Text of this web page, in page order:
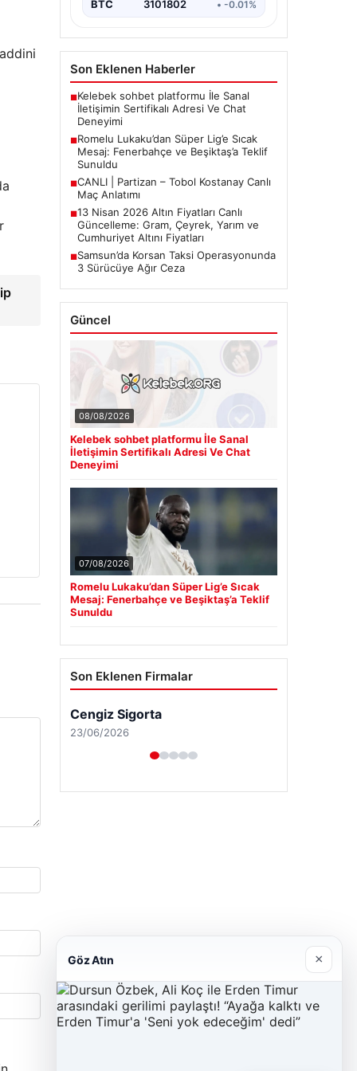
BTC 3101802 • -0.01%
Son Eklenen Haberler
■Kelebek sohbet platformu İle Sanal
İletişimin Sertifikalı Adresi Ve Chat
Deneyimi
■Romelu Lukaku’dan Süper Lig’e Sıcak
Mesaj: Fenerbahçe ve Beşiktaş’a Teklif
Sunuldu
■CANLI | Partizan – Tobol Kostanay Canlı
Maç Anlatımı
■13 Nisan 2026 Altın Fiyatları Canlı
Güncelleme: Gram, Çeyrek, Yarım ve
Cumhuriyet Altını Fiyatları
■Samsun’da Korsan Taksi Operasyonunda
3 Sürücüye Ağır Ceza
Güncel
08/08/2026
Kelebek sohbet platformu İle Sanal
İletişimin Sertifikalı Adresi Ve Chat
Deneyimi
07/08/2026
Romelu Lukaku’dan Süper Lig’e Sıcak
Mesaj: Fenerbahçe ve Beşiktaş’a Teklif
Sunuldu
Son Eklenen Firmalar
Cengiz Sigorta
23/06/2026
Göz Atın ×